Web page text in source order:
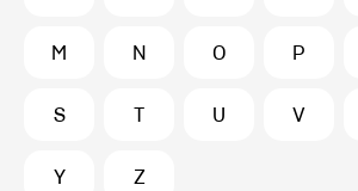
M N O P
S T U V
Y Z